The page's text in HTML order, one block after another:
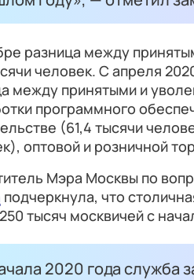
разница между
человек. С апреля
между принятыми и
программного
(61,4 тысячи
оптовой и розничной
Мэра Москвы по
подчеркнула, что
тысяч москвичей с
2020 года служба